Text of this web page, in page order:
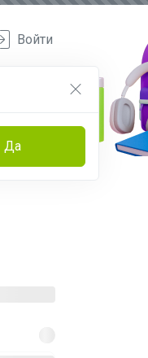
Да
Войти